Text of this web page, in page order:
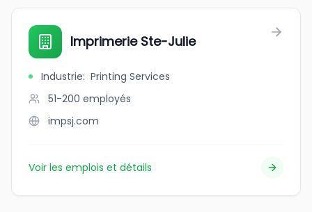
Imprimerie Ste-Julie
Industrie: Printing Services
51-200 employés
impsj.com
Voir les emplois et détails